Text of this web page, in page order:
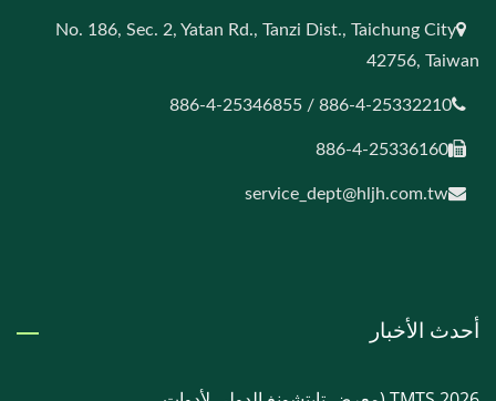
No. 186, Sec. 2, Yatan Rd., Tanzi Dist., Taichung City
42756, Taiwan
886-4-25332210 / 886-4-25346855
886-4-25336160
service_dept@hljh.com.tw
أحدث الأخبار